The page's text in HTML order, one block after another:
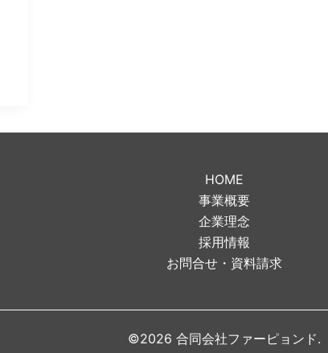
HOME
事業概要
企業理念
採用情報
お問合せ・資料請求
©2026 合同会社ファーピョンド.